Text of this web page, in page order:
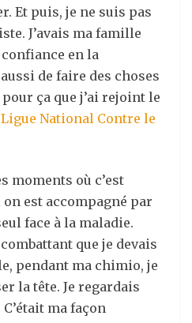
Et puis, je ne suis pas
J’avais ma famille
en la
de faire des choses
ça que j’ai rejoint le
Ligue National Contre le
moments où c’est
est accompagné par
face à la maladie.
que je devais
pendant ma chimio, je
la tête. Je regardais
ma façon